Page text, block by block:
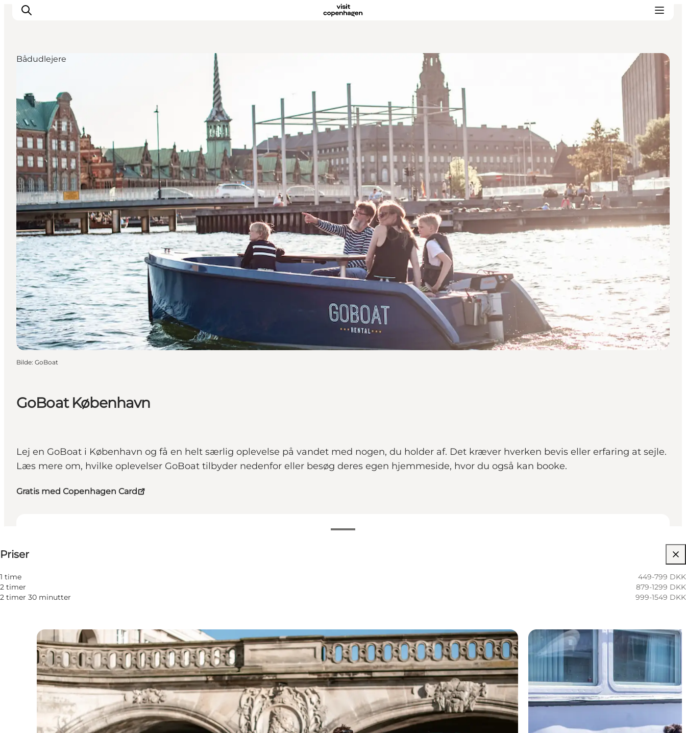
Spise og drikke
Planlegg turen din
GoBoat København
Lej en GoBoat i København og få en helt særlig oplevelse på vandet med nogen, du holder af. Det kræver hverken bevis eller erfaring at sejle.
Læs mere om, hvilke oplevelser GoBoat tilbyder nedenfor eller besøg deres egen hjemmeside, hvor du også kan booke.
Gratis med Copenhagen Card
Priser
1 time
449-799 DKK
2 timer
879-1299 DKK
2 timer 30 minutter
999-1549 DKK
Bådudlejere
Bilde: GoBoat